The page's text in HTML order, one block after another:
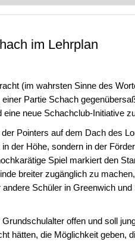
im Lehrplan
(im wahrsten Sinne des
Partie Schach
neue Schachclub-Initiative
Pointers auf dem Dach des
der Höhe, sondern in der
Spiel markiert den
breiter zugänglich zu
Schüler in Greenwich und
offen und soll
hätten, die Möglichkeit geben,